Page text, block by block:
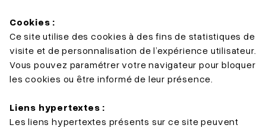
Cookies :
Ce site utilise des cookies à des fins de statistiques de
visite et de personnalisation de l’expérience utilisateur.
Vous pouvez paramétrer votre navigateur pour bloquer
les cookies ou être informé de leur présence.
Liens hypertextes :
Les liens hypertextes présents sur ce site peuvent